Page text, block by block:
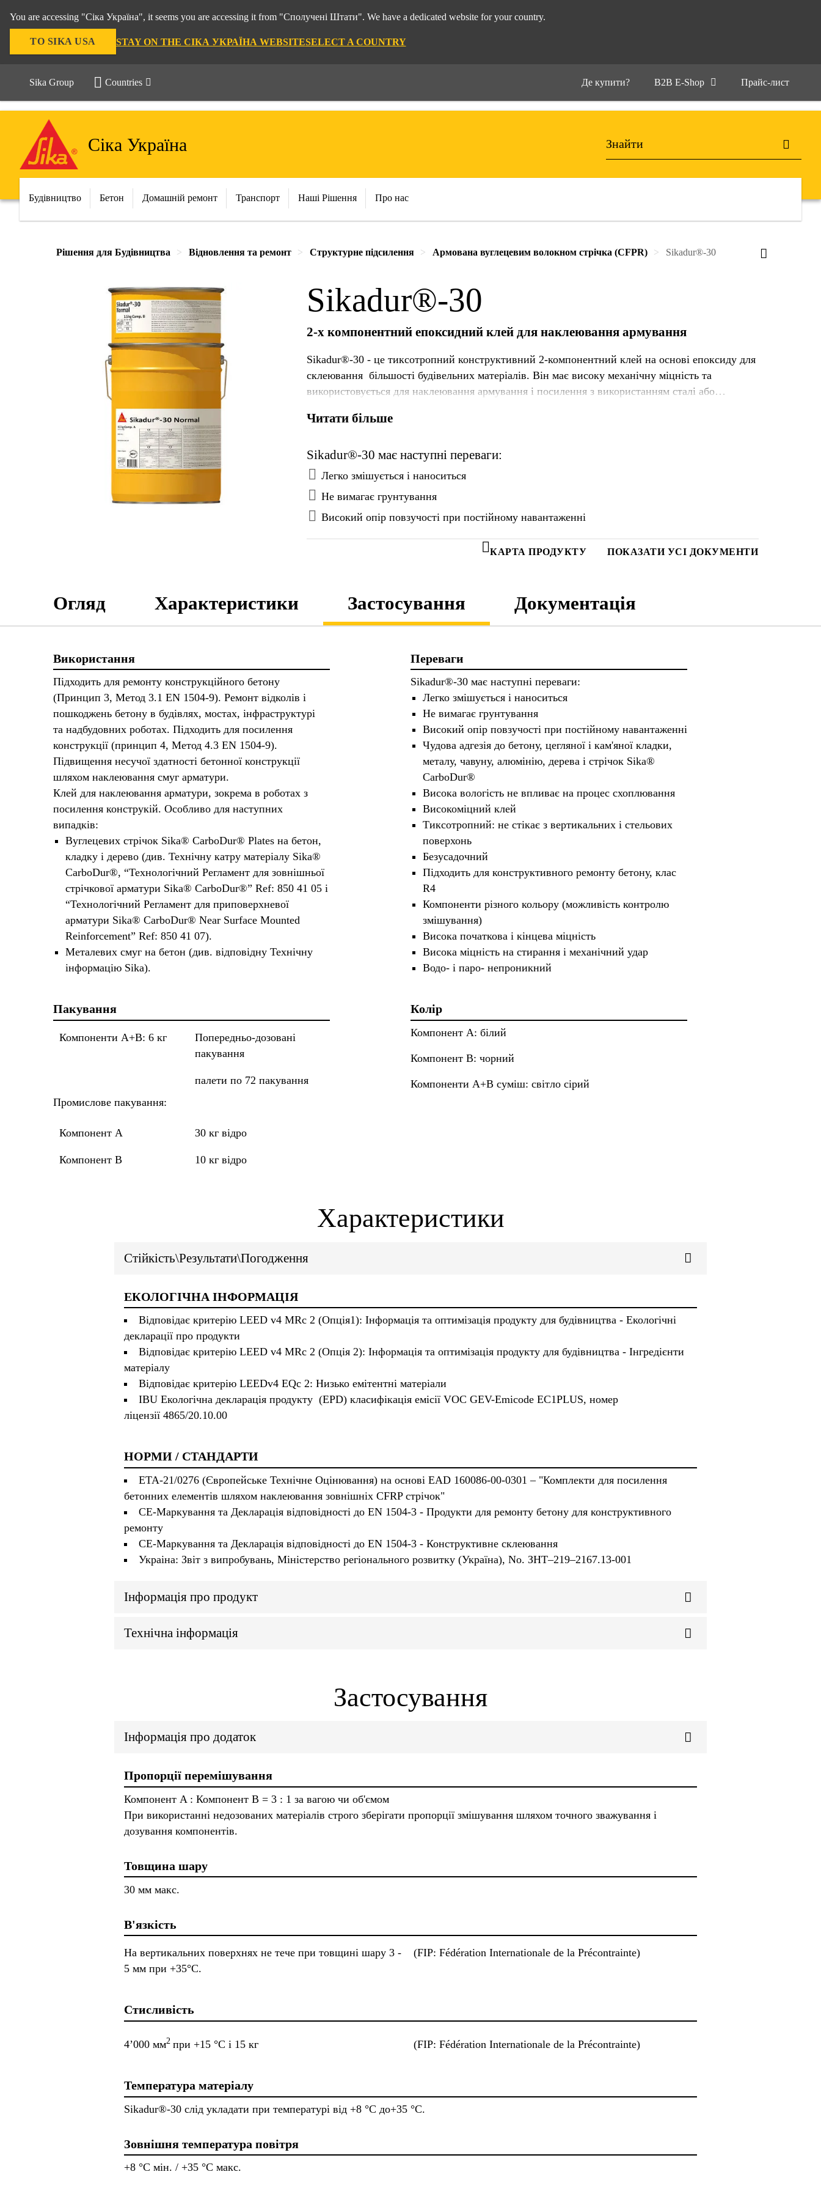
You are accessing "Сіка Україна", it seems you are accessing it from "Сполучені Штати". We have a dedicated website for your country.
TO SIKA USA STAY ON THE СІКА УКРАЇНА WEBSITESELECT A COUNTRY
Sika Group Countries Де купити? B2B E-Shop Прайс-лист
Сіка Україна
Будівництво Бетон Домашній ремонт Транспорт Наші Рішення Про нас
Рішення для Будівництва Відновлення та ремонт Структурне підсилення Армована вуглецевим волокном стрічка (CFPR) Sikadur®-30
Sikadur®-30
2-х компонентний епоксидний клей для наклеювання армування
Sikadur®-30 - це тиксотропний конструктивний 2-компонентний клей на основі епоксиду для
склеювання більшості будівельних матеріалів. Він має високу механічну міцність та
використовується для наклеювання армування і посилення з використанням сталі або
Читати більше
Sikadur®-30 має наступні переваги:
Легко змішується і наноситься
Не вимагає грунтування
Високий опір повзучості при постійному навантаженні
КАРТА ПРОДУКТУ ПОКАЗАТИ УСІ ДОКУМЕНТИ
Огляд Характеристики Застосування Документація
Використання
Підходить для ремонту конструкційного бетону
(Принцип 3, Метод 3.1 EN 1504-9). Ремонт відколів і
пошкоджень бетону в будівлях, мостах, інфраструктурі
та надбудовних роботах. Підходить для посилення
конструкції (принцип 4, Метод 4.3 EN 1504-9).
Підвищення несучої здатності бетонної конструкції
шляхом наклеювання смуг арматури.
Клей для наклеювання арматури, зокрема в роботах з
посилення конструкій. Особливо для наступних
випадків:
Вуглецевих стрічок Sika® CarboDur® Plates на бетон,
кладку і дерево (див. Технічну катру матеріалу Sika®
CarboDur®, “Технологічний Регламент для зовнішньої
стрічкової арматури Sika® CarboDur®” Ref: 850 41 05 і
“Технологічний Регламент для приповерхневої
арматури Sika® CarboDur® Near Surface Mounted
Reinforcement” Ref: 850 41 07).
Металевих смуг на бетон (див. відповідну Технічну
інформацію Sika).
Переваги
Sikadur®-30 має наступні переваги:
Легко змішується і наноситься
Не вимагає грунтування
Високий опір повзучості при постійному навантаженні
Чудова адгезія до бетону, цегляної і кам'яної кладки,
металу, чавуну, алюмінію, дерева і стрічок Sika®
CarboDur®
Висока вологість не впливає на процес схоплювання
Високоміцний клей
Тиксотропний: не стікає з вертикальних і стельових
поверхонь
Безусадочний
Підходить для конструктивного ремонту бетону, клас
R4
Компоненти різного кольору (можливість контролю
змішування)
Висока початкова і кінцева міцність
Висока міцність на стирання і механічний удар
Водо- і паро- непроникний
Пакування
Компоненти A+B: 6 кг
Попередньо-дозовані
пакування
палети по 72 пакування
Промислове пакування:
Компонент A 30 кг відро
Компонент B 10 кг відро
Колір
Компонент A: білий
Компонент B: чорний
Компоненти A+B суміш: світло сірий
Характеристики
Стійкість\Результати\Погодження
ЕКОЛОГІЧНА ІНФОРМАЦІЯ
Відповідає критерію LEED v4 MRc 2 (Опція1): Інформація та оптимізація продукту для будівництва - Екологічні
декларації про продукти
Відповідає критерію LEED v4 MRc 2 (Опція 2): Інформація та оптимізація продукту для будівництва - Інгредієнти
матеріалу
Відповідає критерію LEEDv4 EQc 2: Низько емітентні матеріали
IBU Екологічна декларація продукту (EPD) класифікація емісії VOC GEV-Emicode EC1PLUS, номер
ліцензії 4865/20.10.00
НОРМИ / СТАНДАРТИ
ETA-21/0276 (Європейське Технічне Оцінювання) на основі EAD 160086-00-0301 – "Комплекти для посилення
бетонних елементів шляхом наклеювання зовнішніх CFRP стрічок"
CE-Маркування та Декларація відповідності дo EN 1504-3 - Продукти для ремонту бетону для конструктивного
ремонту
CE-Маркування та Декларація відповідності дo EN 1504-3 - Конструктивне склеювання
Украіна: Звіт з випробувань, Міністерство регіонального розвитку (Україна), No. ЗНТ–219–2167.13-001
Інформація про продукт
Технічна інформація
Застосування
Інформація про додаток
Пропорції перемішування
Компонент A : Компонент B = 3 : 1 за вагою чи об'ємом
При використанні недозованих матеріалів строго зберігати пропорції змішування шляхом точного зважування і
дозування компонентів.
Товщина шару
30 мм макс.
В'язкість
На вертикальних поверхнях не тече при товщині шару 3 -
5 мм при +35°C.
(FIP: Fédération Internationale de la Précontrainte)
Стисливість
4’000 мм2 при +15 °C і 15 кг (FIP: Fédération Internationale de la Précontrainte)
Температура матеріалу
Sikadur®-30 слід укладати при температурі від +8 °C до+35 °C.
Зовнішня температура повітря
+8 °C мін. / +35 °C макс.